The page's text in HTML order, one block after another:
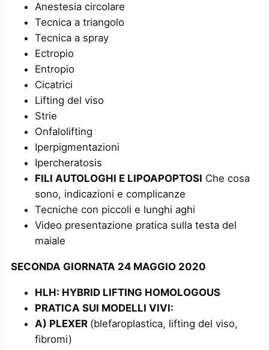
Anestesia circolare
Tecnica a triangolo
Tecnica a spray
Ectropio
Entropio
Cicatrici
Lifting del viso
Strie
Onfalolifting
Iperpigmentazioni
Ipercheratosis
FILI AUTOLOGHI E LIPOAPOPTOSI Che cosa
sono, indicazioni e complicanze
Tecniche con piccoli e lunghi aghi
Video presentazione pratica sulla testa del
maiale
SECONDA GIORNATA 24 MAGGIO 2020
HLH: HYBRID LIFTING HOMOLOGOUS
PRATICA SUI MODELLI VIVI:
A) PLEXER (blefaroplastica, lifting del viso,
fibromi)